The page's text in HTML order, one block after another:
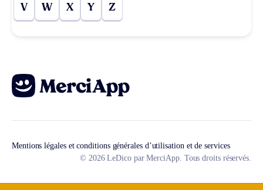
V W X Y Z
Mentions légales et conditions générales d’utilisation et de services
© 2026 LeDico par MerciApp. Tous droits réservés.